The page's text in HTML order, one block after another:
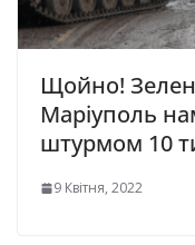
Щойно!
Маріуполь
штурмом 10
9 Квітня, 2022